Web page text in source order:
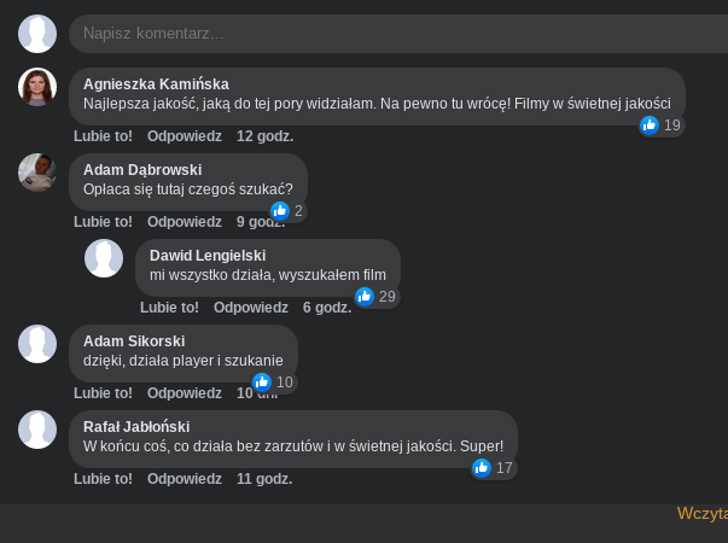
Agnieszka Kamińska
Najlepsza jakość, jaką do tej pory widziałam. Na pewno tu wrócę! Filmy w świetnej jakości
19
Lubie to! Odpowiedz
12 godz.
Adam Dąbrowski
Opłaca się tutaj czegoś szukać?
2
Lubie to! Odpowiedz
9 godz.
Dawid Lengielski
mi wszystko działa, wyszukałem film
29
Lubie to! Odpowiedz
6 godz.
Adam Sikorski
dzięki, działa player i szukanie
10
Lubie to! Odpowiedz
10 dni
Rafał Jabłoński
W końcu coś, co działa bez zarzutów i w świetnej jakości. Super!
17
Lubie to! Odpowiedz 11 godz.